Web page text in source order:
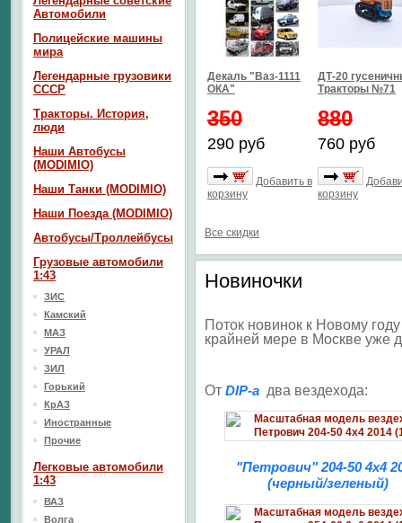
Декаль "Ваз-1111
ОКА"
350
290 руб
Добавить в
корзину
ДТ-20
Тракторы №71
880
760 руб
корзину
Все скидки
Новиночки
Поток новинок к Новому
крайней мере в Москве уже
От DIP-а два вездехода:
"Петрович" 204-50 4x4
(черный/зеленый)
Автомобили
Полицейские машины
мира
Легендарные грузовики
СССР
Тракторы. История,
люди
Наши Автобусы
(MODIMIO)
Наши Танки (MODIMIO)
Наши Поезда (MODIMIO)
Автобусы/Троллейбусы
Грузовые автомобили
1:43
ЗИС
Камский
МАЗ
УРАЛ
ЗИЛ
Горький
КрАЗ
Иностранные
Прочие
Легковые автомобили
1:43
ВАЗ
Волга